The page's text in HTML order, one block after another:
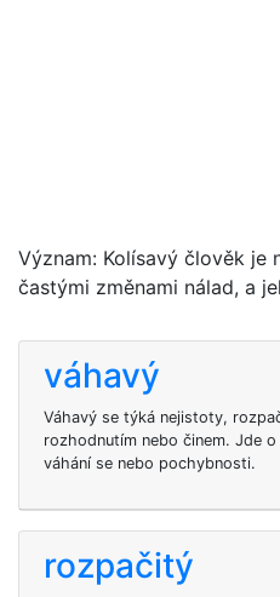
Význam: Kolísavý člověk je
častými změnami nálad, a
váhavý
Váhavý se týká nejistoty,
rozhodnutím nebo činem. Jde
váhání se nebo pochybnosti.
rozpačitý